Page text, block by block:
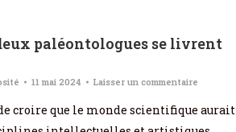
paléontologues se livrent
11 mai 2024 Laisser un commentaire
croire que le monde scientifique aurait